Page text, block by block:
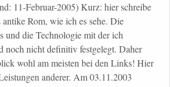
11-Februar-2005) Kurz: hier schreibe
Rom, wie ich es sehe. Die
und die Technologie mit der ich
noch nicht definitiv festgelegt. Daher
wohl am meisten bei den Links! Hier
anderer. Am 03.11.2003